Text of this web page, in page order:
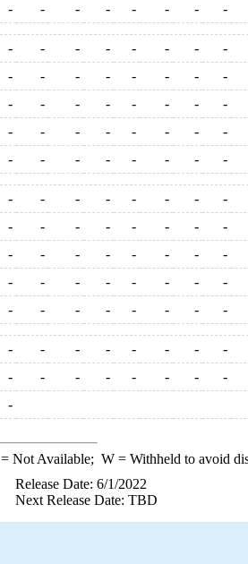
- - - - - - - -
- - - - - - - -
- - - - - - - -
- - - - - - - -
- - - - - - - -
- - - - - - - -
- - - - - - - -
- - - - - - - -
- - - - - - - -
- - - - - - - -
- - - - - - - -
- - - - - - - -
- - - - - - - -
-
= Not Available; W= Withheld to avoid
Release Date: 6/1/2022
Next Release Date: TBD